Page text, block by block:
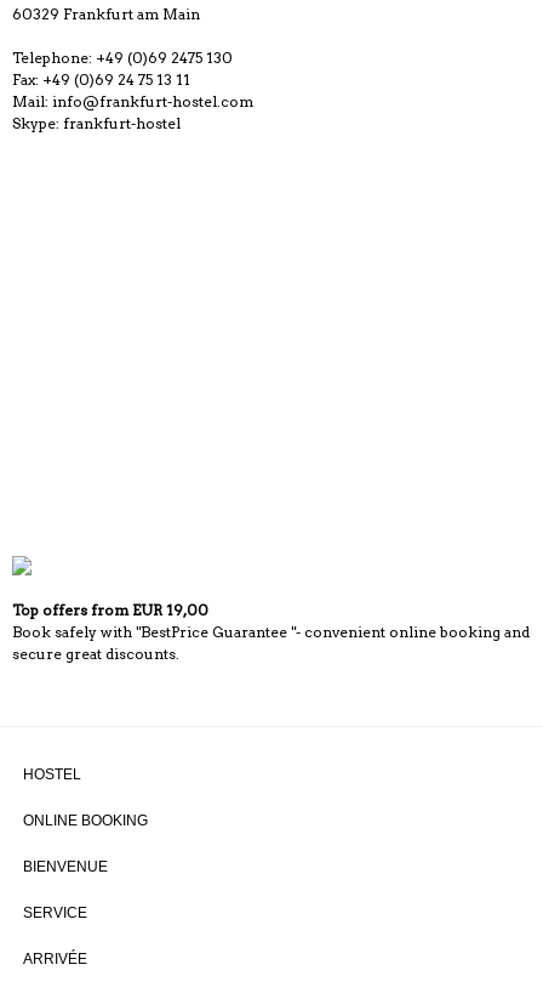
60329 Frankfurt am Main
Telephone: +49 (0)69 2475 130
Fax: +49 (0)69 24 75 13 11
Mail: info@frankfurt-hostel.com
Skype: frankfurt-hostel
Top offers from EUR 19,00
Book safely with "BestPrice Guarantee "- convenient online booking and
secure great discounts.
HOSTEL
ONLINE BOOKING
BIENVENUE
SERVICE
ARRIVÉE